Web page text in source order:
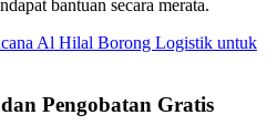
bantuan secara merata.
Al Hilal Borong Logistik untuk
Pengobatan Gratis